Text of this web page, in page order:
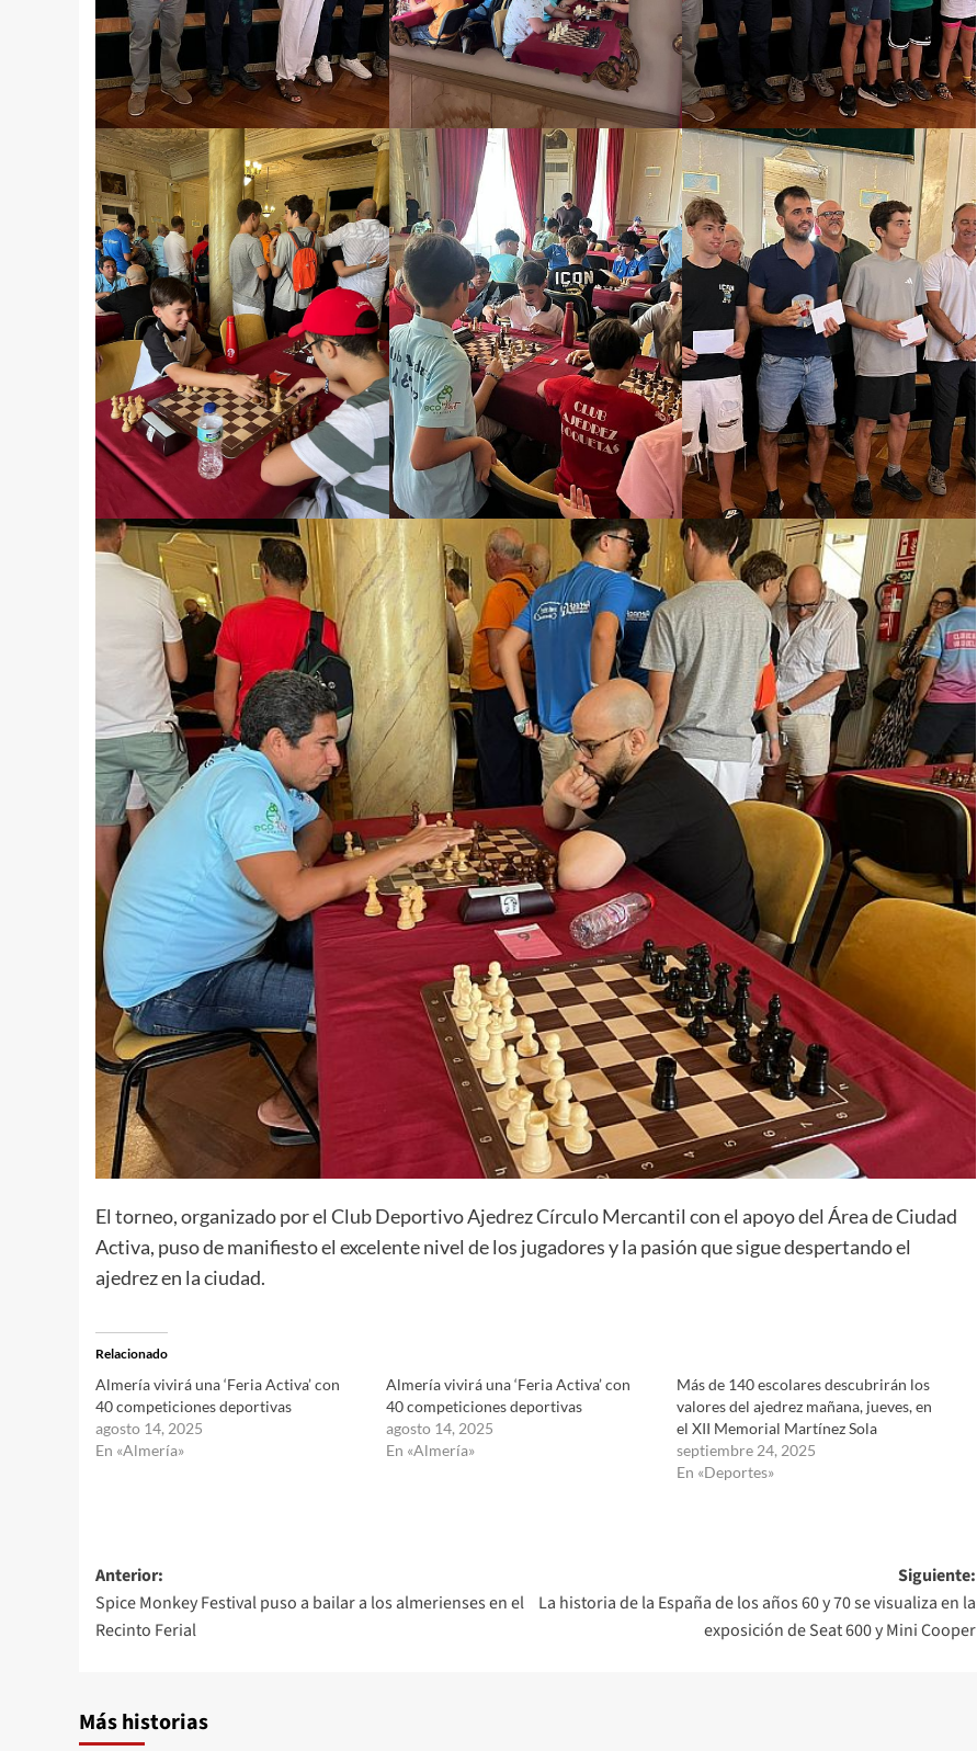
El torneo, organizado por el Club Deportivo Ajedrez Círculo Mercantil con el apoyo del Área de Ciudad
Activa, puso de manifiesto el excelente nivel de los jugadores y la pasión que sigue despertando el
ajedrez en la ciudad.
Relacionado
Almería vivirá una ‘Feria Activa’ con
40 competiciones deportivas
agosto 14, 2025
En «Almería»
Almería vivirá una ‘Feria Activa’ con
40 competiciones deportivas
agosto 14, 2025
En «Almería»
Más de 140 escolares descubrirán los
valores del ajedrez mañana, jueves, en
el XII Memorial Martínez Sola
septiembre 24, 2025
En «Deportes»
Navegación
de
entradas
Anterior:
Spice Monkey Festival puso a bailar a los almerienses en el
Recinto Ferial
Siguiente:
La historia de la España de los años 60 y 70 se visualiza en la
exposición de Seat 600 y Mini Cooper
Más historias